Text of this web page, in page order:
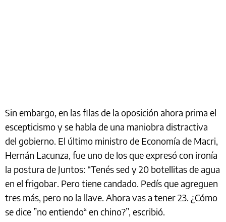
Sin embargo, en las filas de la oposición ahora prima el
escepticismo y se habla de una maniobra distractiva
del gobierno. El último ministro de Economía de Macri,
Hernán Lacunza, fue uno de los que expresó con ironía
la postura de Juntos: “Tenés sed y 20 botellitas de agua
en el frigobar. Pero tiene candado. Pedís que agreguen
tres más, pero no la llave. Ahora vas a tener 23. ¿Cómo
se dice ”no entiendo“ en chino?”, escribió.